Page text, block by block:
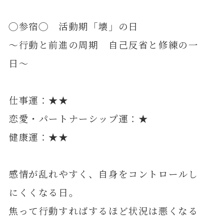
◯参宿◯ 活動期「壊」の日
～行動と前進の周期 自己反省と修練の一
日～
仕事運：★★
恋愛・パートナーシップ運：★
健康運：★★
感情が乱れやすく、自身をコントロールし
にくくなる日。
焦って行動すればするほど状況は悪くなる